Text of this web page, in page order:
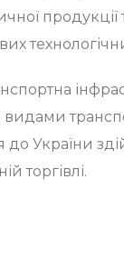
продукції
видами
до України
торгівлі.